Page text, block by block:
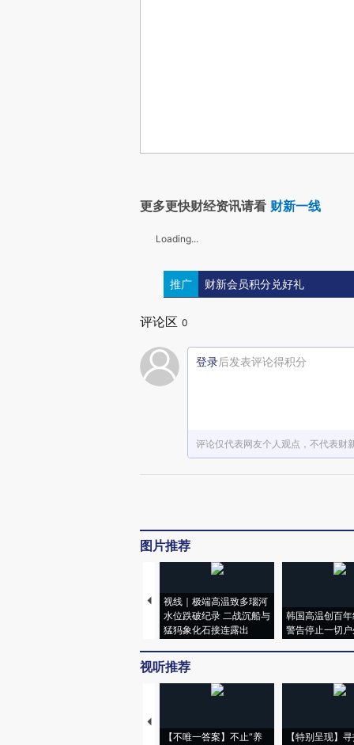
更多更快财经资讯请看 财新一线
Loading...
推广 财新会员积分兑好礼
评论区 0
登录后发表评论得积分
评论仅代表网友个人观点，不代表财
图片推荐
视线｜极端高温致多瑙河
水位跌破纪录 二战沉船与
猛犸象化石接连露出
韩国高温创百
警告停止一切
视听推荐
【不唯一答案】不止“养
【特别呈现】